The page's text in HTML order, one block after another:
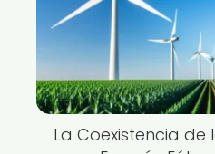
La Coexistencia